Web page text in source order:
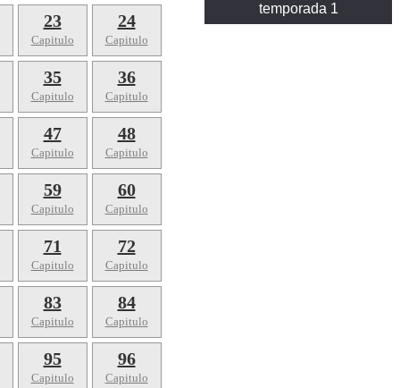
temporada 1
23
Capitulo
24
Capitulo
35
Capitulo
36
Capitulo
47
Capitulo
48
Capitulo
59
Capitulo
60
Capitulo
71
Capitulo
72
Capitulo
83
Capitulo
84
Capitulo
95
Capitulo
96
Capitulo